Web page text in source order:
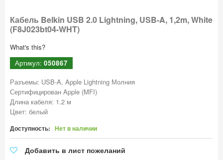
Кабель Belkin USB 2.0 Lightning, USB-A, 1,2m, White
(F8J023bt04-WHT)
What's this?
Артикул: 050867
Разъемы: USB-A, Apple Lightning Молния
Сертифицирован Apple (MFI)
Длина кабеля: 1.2 м
Цвет: белый
Доступность: Нет в наличии
Добавить в лист пожеланий